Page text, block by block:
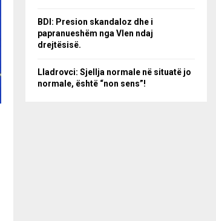
BDI: Presion skandaloz dhe i
papranueshëm nga Vlen ndaj
drejtësisë.
Lladrovci: Sjellja normale në situatë jo
normale, është “non sens”!